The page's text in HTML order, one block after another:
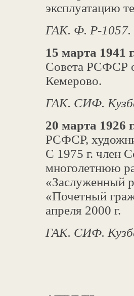
эксплуатацию
ГАК. Ф. Р-
15 марта 1941
Совета РСФСР
Кемерово.
ГАК. СИФ.
20 марта 1926
РСФСР,
С 1975 г. член
многолетнюю
«Заслуженный
«Почетный
апреля 2000 г.
ГАК. СИФ.